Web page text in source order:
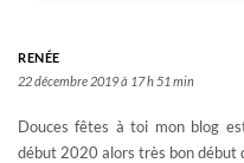
RENÉE
22 décembre 2019 à 17 h 51 min
Douces fêtes à toi mon blog
début 2020 alors très bon début